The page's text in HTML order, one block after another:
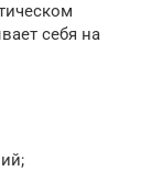
себя на